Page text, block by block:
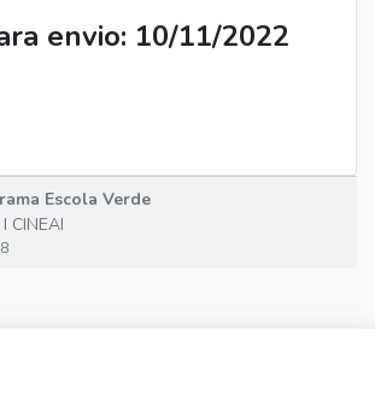
envio: 10/11/2022
Escola Verde
CINEAI